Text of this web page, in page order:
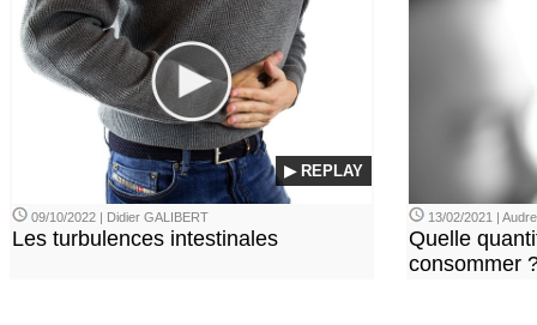
▶ REPLAY
09/10/2022 | Didier GALIBERT
Les turbulences intestinales
13/02/2021 |
Quelle
consommer